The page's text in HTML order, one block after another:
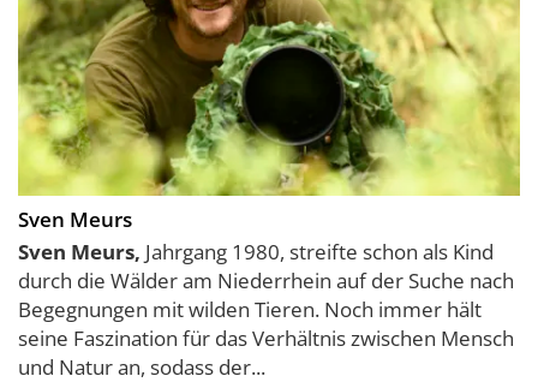
Sven Meurs
Sven Meurs, Jahrgang 1980, streifte schon als Kind
durch die Wälder am Niederrhein auf der Suche nach
Begegnungen mit wilden Tieren. Noch immer hält
seine Faszination für das Verhältnis zwischen Mensch
und Natur an, sodass der...